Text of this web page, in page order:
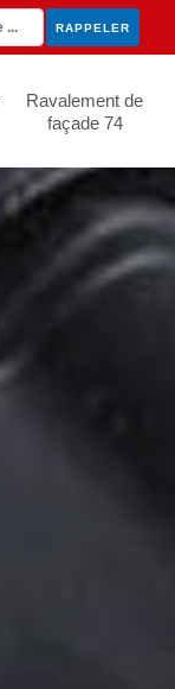
Ravalement de
façade 74